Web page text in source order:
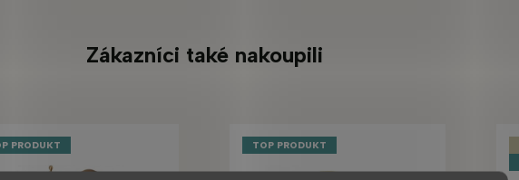
Zákazníci také nakoupili
PRODUKT TOP PRODUKT